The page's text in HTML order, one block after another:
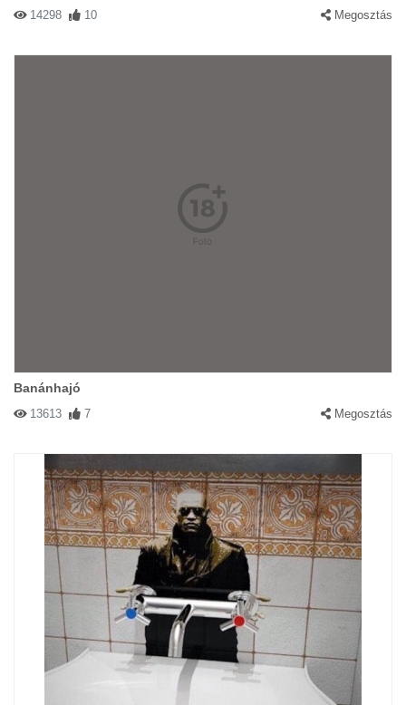
14298 10 Megosztás
Banánhajó
13613 7 Megosztás